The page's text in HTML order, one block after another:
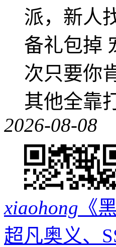
派，新人
备礼包掉
次只要你
其他全靠
2026-08-08
xiaohong 《
超凡奥义、